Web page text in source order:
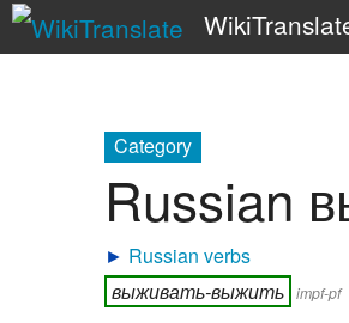
Category
Russian
► Russian verbs
выживать-выжить impf-pf